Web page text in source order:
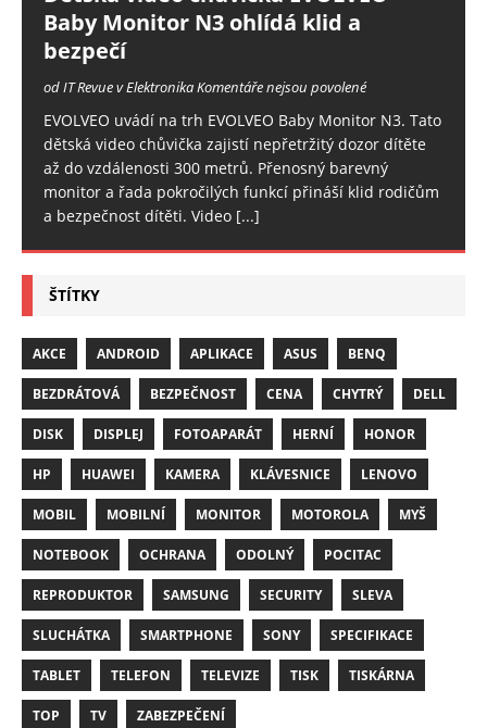
Baby Monitor N3 ohlídá klid a
bezpečí
od IT Revue v ElektronikaKomentáře nejsou povolené
EVOLVEO uvádí na trh EVOLVEO Baby Monitor N3. Tato
dětská video chůvička zajistí nepřetržitý dozor dítěte
až do vzdálenosti 300 metrů. Přenosný barevný
monitor a řada pokročilých funkcí přináší klid rodičům
a bezpečnost dítěti. Video [...]
ŠTÍTKY
AKCE ANDROID APLIKACE ASUS BENQ
BEZDRÁTOVÁ BEZPEČNOST CENA CHYTRÝ DELL
DISK DISPLEJ FOTOAPARÁT HERNÍ HONOR
HP HUAWEI KAMERA KLÁVESNICE LENOVO
MOBIL MOBILNÍ MONITOR MOTOROLA MYŠ
NOTEBOOK OCHRANA ODOLNÝ POCITAC
REPRODUKTOR SAMSUNG SECURITY SLEVA
SLUCHÁTKA SMARTPHONE SONY SPECIFIKACE
TABLET TELEFON TELEVIZE TISK TISKÁRNA
TOP TV ZABEZPEČENÍ